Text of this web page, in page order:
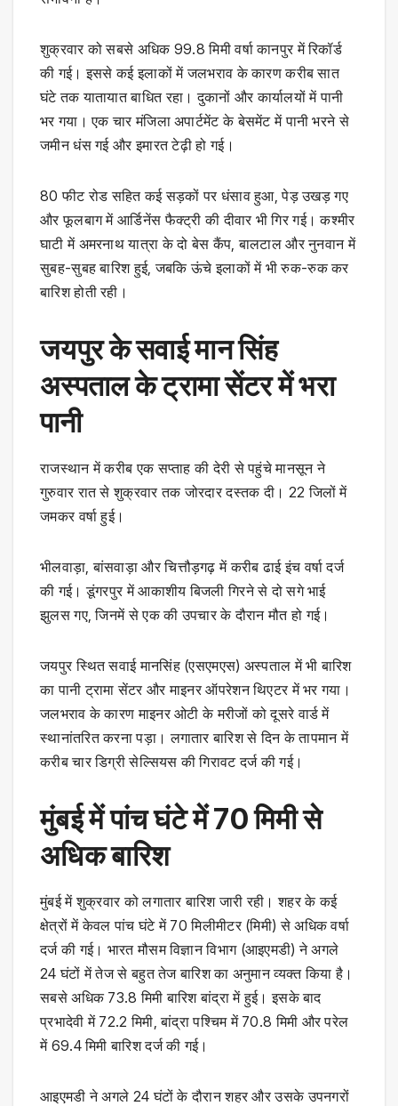
शुक्रवार को सबसे अधिक 99.8 मिमी वर्षा कानपुर में रिकॉर्ड
की गई। इससे कई इलाकों में जलभराव के कारण करीब सात
घंटे तक यातायात बाधित रहा। दुकानों और कार्यालयों में पानी
भर गया। एक चार मंजिला अपार्टमेंट के बेसमेंट में पानी भरने से
जमीन धंस गई और इमारत टेढ़ी हो गई।
80 फीट रोड सहित कई सड़कों पर धंसाव हुआ, पेड़ उखड़ गए
और फूलबाग में आर्डिनेंस फैक्ट्री की दीवार भी गिर गई। कश्मीर
घाटी में अमरनाथ यात्रा के दो बेस कैंप, बालटाल और नुनवान में
सुबह-सुबह बारिश हुई, जबकि ऊंचे इलाकों में भी रुक-रुक कर
बारिश होती रही।
जयपुर के सवाई मान सिंह
अस्पताल के ट्रामा सेंटर में भरा
पानी
राजस्थान में करीब एक सप्ताह की देरी से पहुंचे मानसून ने
गुरुवार रात से शुक्रवार तक जोरदार दस्तक दी। 22 जिलों में
जमकर वर्षा हुई।
भीलवाड़ा, बांसवाड़ा और चित्तौड़गढ़ में करीब ढाई इंच वर्षा दर्ज
की गई। डूंगरपुर में आकाशीय बिजली गिरने से दो सगे भाई
झुलस गए, जिनमें से एक की उपचार के दौरान मौत हो गई।
जयपुर स्थित सवाई मानसिंह (एसएमएस) अस्पताल में भी बारिश
का पानी ट्रामा सेंटर और माइनर ऑपरेशन थिएटर में भर गया।
जलभराव के कारण माइनर ओटी के मरीजों को दूसरे वार्ड में
स्थानांतरित करना पड़ा। लगातार बारिश से दिन के तापमान में
करीब चार डिग्री सेल्सियस की गिरावट दर्ज की गई।
मुंबई में पांच घंटे में 70 मिमी से
अधिक बारिश
मुंबई में शुक्रवार को लगातार बारिश जारी रही। शहर के कई
क्षेत्रों में केवल पांच घंटे में 70 मिलीमीटर (मिमी) से अधिक वर्षा
दर्ज की गई। भारत मौसम विज्ञान विभाग (आइएमडी) ने अगले
24 घंटों में तेज से बहुत तेज बारिश का अनुमान व्यक्त किया है।
सबसे अधिक 73.8 मिमी बारिश बांद्रा में हुई। इसके बाद
प्रभादेवी में 72.2 मिमी, बांद्रा पश्चिम में 70.8 मिमी और परेल
में 69.4 मिमी बारिश दर्ज की गई।
आइएमडी ने अगले 24 घंटों के दौरान शहर और उसके उपनगरों